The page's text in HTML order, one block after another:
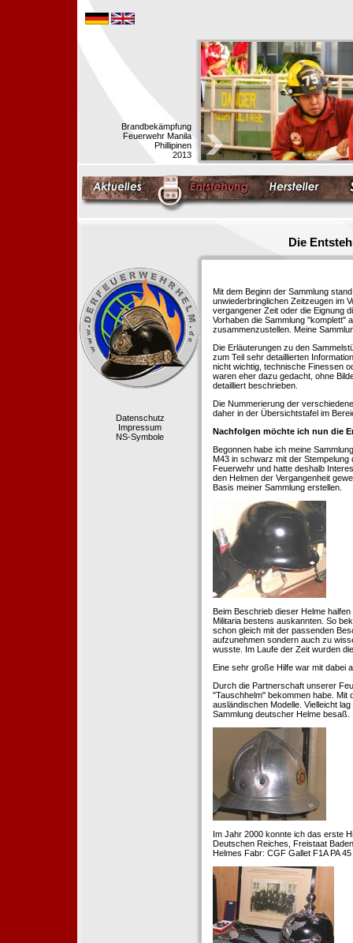
Brandbekämpfung
Feuerwehr Manila
Phillipinen
2013
Die
Datenschutz
Impressum
NS-Symbole
Mit dem Beginn der Sammlung
unwiederbringlichen Zeitzeugen im
vergangener Zeit oder die Eignung
Vorhaben die Sammlung "komplett"
zusammenzustellen. Meine
Die Erläuterungen zu den
zum Teil sehr detaillierten
nicht wichtig, technische Finessen
waren eher dazu gedacht, ohne
detailliert beschrieben.
Die Nummerierung der
daher in der Übersichtstafel im
Nachfolgen möchte ich nun die
Begonnen habe ich meine
M43 in schwarz mit der Stempelung
Feuerwehr und hatte deshalb
den Helmen der Vergangenheit
Basis meiner Sammlung erstellen.
Beim Beschrieb dieser Helme
Militaria bestens auskannten. So
schon gleich mit der passenden
aufzunehmen sondern auch zu
wusste. Im Laufe der Zeit wurden
Eine sehr große Hilfe war mit dabei
Durch die Partnerschaft unserer
"Tauschhelm" bekommen habe. Mit
ausländischen Modelle. Vielleicht
Sammlung deutscher Helme besaß.
Im Jahr 2000 konnte ich das erste
Deutschen Reiches, Freistaat
Helmes Fabr: CGF Gallet F1A PA